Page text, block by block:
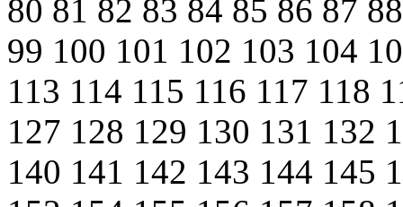
80 81 82 83 84 85 86 87
99 100 101 102 103 104
113 114 115 116 117 118
127 128 129 130 131 132
140 141 142 143 144 145